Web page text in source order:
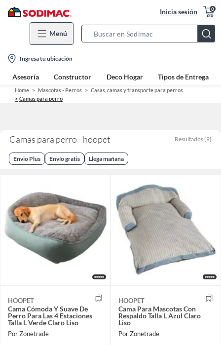
Inicia sesión 0
Menú
Bar
location-
icon
Ingresa tu ubicación
Asesoría Constructor Deco Hogar Tipos de Entrega
Home Mascotas - Perros
Casas, camas y transporte para perros
Camas para perro
Camas para perro - hoopet Resultados (9)
Envio Plus Envío gratis Llega mañana
HOOPET
Cama Cómoda Y Suave De
Perro Para Las 4 Estaciones
Talla L Verde Claro Liso
Por Zonetrade
HOOPET
Cama Para Mascotas Con
Respaldo Talla L Azul Claro
Liso
Por Zonetrade